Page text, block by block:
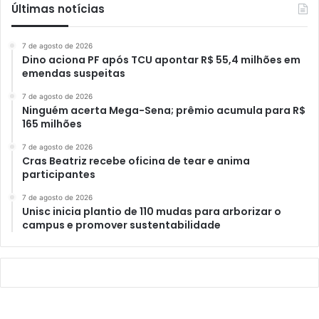
Últimas notícias
7 de agosto de 2026
Dino aciona PF após TCU apontar R$ 55,4 milhões em
emendas suspeitas
7 de agosto de 2026
Ninguém acerta Mega-Sena; prêmio acumula para R$
165 milhões
7 de agosto de 2026
Cras Beatriz recebe oficina de tear e anima
participantes
7 de agosto de 2026
Unisc inicia plantio de 110 mudas para arborizar o
campus e promover sustentabilidade